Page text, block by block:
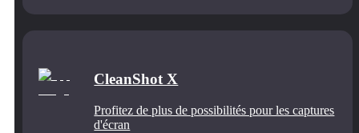
CleanShot X
Profitez de plus de possibilités pour les captures
d'écran